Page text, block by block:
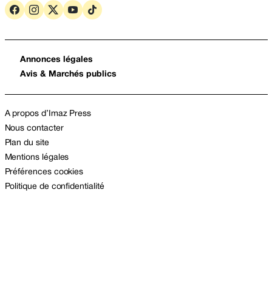
Annonces légales
Avis & Marchés publics
A propos d’Imaz Press
Nous contacter
Plan du site
Mentions légales
Préférences cookies
Politique de confidentialité